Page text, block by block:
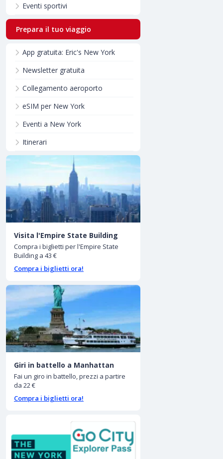
Eventi sportivi
Prepara il tuo viaggio
App gratuita: Eric's New York
Newsletter gratuita
Collegamento aeroporto
eSIM per New York
Eventi a New York
Itinerari
Visita l'Empire State Building
Compra i biglietti per l'Empire State
Building a 43 €
Compra i biglietti ora!
Giri in battello a Manhattan
Fai un giro in battello, prezzi a partire
da 22 €
Compra i biglietti ora!